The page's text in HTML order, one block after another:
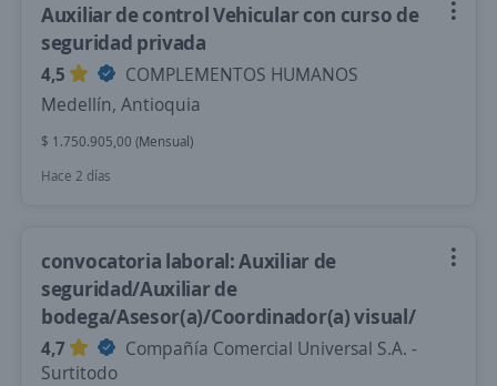
Auxiliar de control Vehicular con curso de
seguridad privada
4,5
COMPLEMENTOS HUMANOS
Medellín, Antioquia
$ 1.750.905,00 (Mensual)
Hace 2 días
convocatoria laboral: Auxiliar de
seguridad/Auxiliar de
bodega/Asesor(a)/Coordinador(a) visual/
4,7
Compañía Comercial Universal S.A. -
Surtitodo